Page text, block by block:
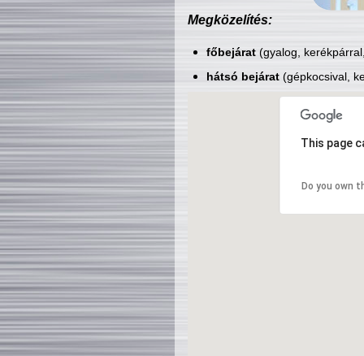
Megközelítés:
főbejárat(gyalog,
hátsó bejárat(gépkocsival,
This page
Do you own